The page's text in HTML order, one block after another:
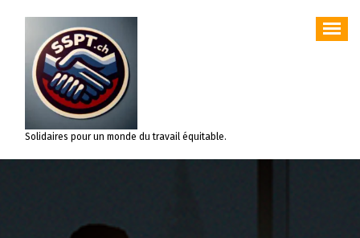
contenu
Solidaires pour un monde du travail équitable.